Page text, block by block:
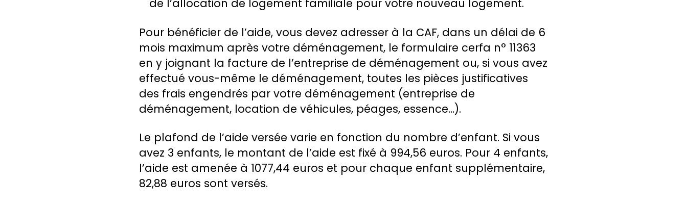
de l’allocation de logement familiale pour votre nouveau logement.
Pour bénéficier de l’aide, vous devez adresser à la CAF, dans un délai de 6
mois maximum après votre déménagement, le formulaire cerfa n° 11363
en y joignant la facture de l’entreprise de déménagement ou, si vous avez
effectué vous-même le déménagement, toutes les pièces justificatives
des frais engendrés par votre déménagement (entreprise de
déménagement, location de véhicules, péages, essence…).
Le plafond de l’aide versée varie en fonction du nombre d’enfant. Si vous
avez 3 enfants, le montant de l’aide est fixé à 994,56 euros. Pour 4 enfants,
l’aide est amenée à 1077,44 euros et pour chaque enfant supplémentaire,
82,88 euros sont versés.